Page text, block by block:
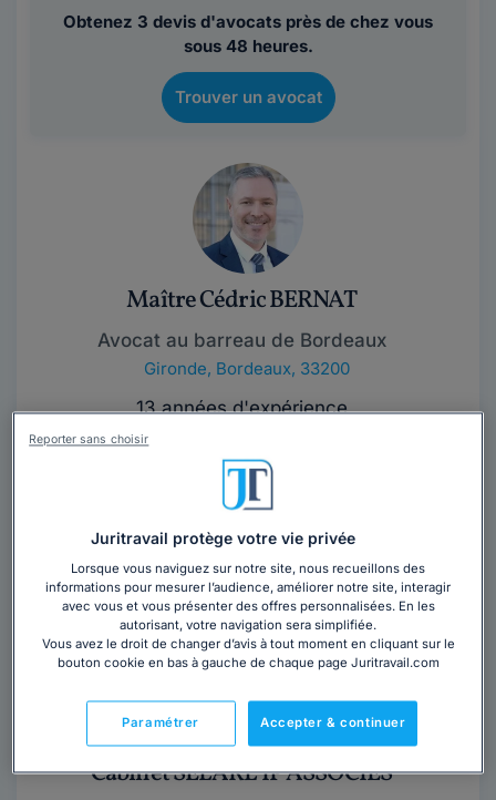
Obtenez 3 devis d'avocats près de chez vous
sous 48 heures.
Trouver un avocat
Maître Cédric BERNAT
Avocat au barreau de Bordeaux
Gironde, Bordeaux, 33200
13 années d'expérience
Contacter cet avocat
cabinet est à l'écoute des demandes de ses clients et
commence toujours par les éclairer...Lire la suite
Cabinet SELARL IP ASSOCIES
Juritravail protège votre vie privée
Lorsque vous naviguez sur notre site, nous recueillons des
informations pour mesurer l’audience, améliorer notre site, interagir
avec vous et vous présenter des offres personnalisées. En les
autorisant, votre navigation sera simplifiée.
Vous avez le droit de changer d’avis à tout moment en cliquant sur le
bouton cookie en bas à gauche de chaque page Juritravail.com
Accepter & continuer
Paramétrer
Reporter sans choisir